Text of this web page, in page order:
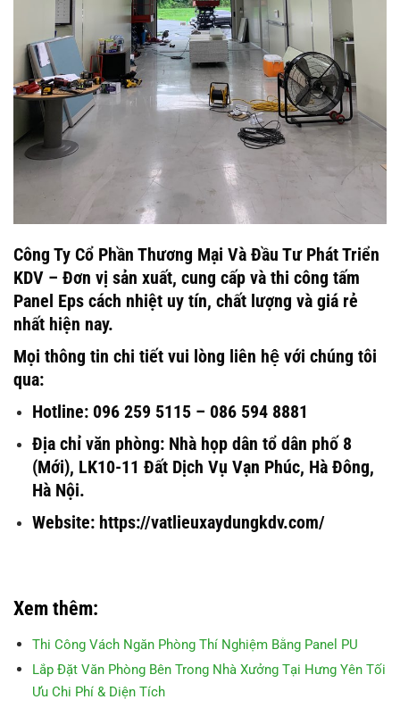
Công Ty Cổ Phần Thương Mại Và Đầu Tư Phát Triển
KDV – Đơn vị sản xuất, cung cấp và thi công tấm
Panel Eps cách nhiệt uy tín, chất lượng và giá rẻ
nhất hiện nay.
Mọi thông tin chi tiết vui lòng liên hệ với chúng tôi
qua:
Hotline: 096 259 5115 – 086 594 8881
Địa chỉ văn phòng: Nhà họp dân tổ dân phố 8
(Mới), LK10-11 Đất Dịch Vụ Vạn Phúc, Hà Đông,
Hà Nội.
Website: https://vatlieuxaydungkdv.com/
Xem thêm:
Thi Công Vách Ngăn Phòng Thí Nghiệm Bằng Panel PU
Lắp Đặt Văn Phòng Bên Trong Nhà Xưởng Tại Hưng Yên Tối
Ưu Chi Phí & Diện Tích